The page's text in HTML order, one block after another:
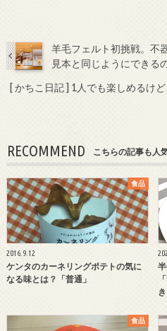
羊毛フェルト初挑戦。不
見本と同じようにできる
[ かちこ日記 ] 1人でも楽しめるけ
RECOMMEND こちらの記事も人
食品
2016.9.12
ケンタのカーネリングポテトの気に
なる味とは？「普通」
食品